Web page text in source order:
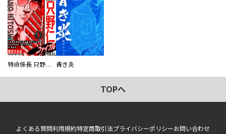
特命係長 只野仁ファイナル 愛蔵版 青き炎
TOPへ
よくある質問利用規約特定商取引法プライバシーポリシーお問い合わせ